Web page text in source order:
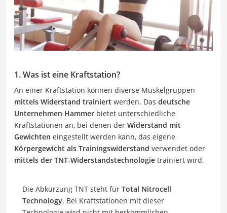
1. Was ist eine Kraftstation?
An einer Kraftstation können diverse Muskelgruppen
mittels Widerstand trainiert werden. Das deutsche
Unternehmen Hammer bietet unterschiedliche
Kraftstationen an, bei denen der Widerstand mit
Gewichten eingestellt werden kann, das eigene
Körpergewicht als Trainingswiderstand verwendet oder
mittels der TNT-Widerstandstechnologie trainiert wird.
Die Abkürzung TNT steht für Total Nitrocell
Technology. Bei Kraftstationen mit dieser